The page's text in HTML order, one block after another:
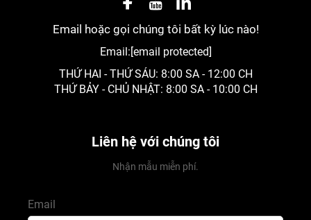
Email hoặc gọi chúng tôi bất kỳ lúc nào!
Email:[email protected]
THỨ HAI - THỨ SÁU: 8:00 SA - 12:00 CH
THỨ BẢY - CHỦ NHẬT: 8:00 SA - 10:00 CH
Liên hệ với chúng tôi
Nhận mẫu miễn phí.
Email